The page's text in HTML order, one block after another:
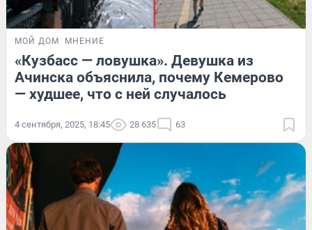
МОЙ ДОМ МНЕНИЕ
«Кузбасс — ловушка». Девушка из
Ачинска объяснила, почему Кемерово
— худшее, что с ней случалось
4 сентября, 2025, 18:45 28 635 63